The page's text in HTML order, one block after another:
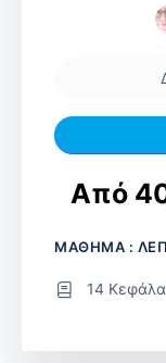
Από
ΜΑΘΗΜΑ :
14